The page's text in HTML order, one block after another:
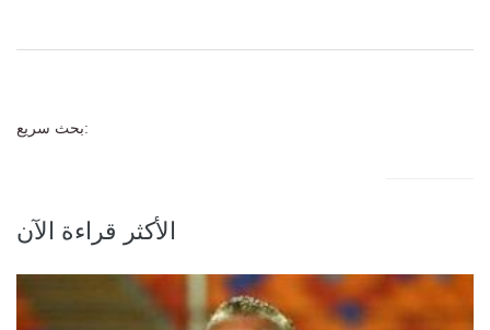
بحث سريع:
الأكثر قراءة الآن